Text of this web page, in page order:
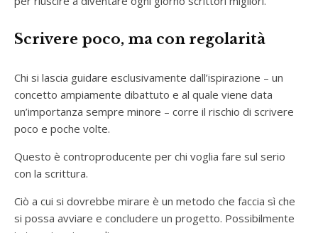
Scrivere poco, ma con regolarità
Chi si lascia guidare esclusivamente dall’ispirazione – un
concetto ampiamente dibattuto e al quale viene data
un’importanza sempre minore – corre il rischio di scrivere
poco e poche volte.
Questo è controproducente per chi voglia fare sul serio
con la scrittura.
Ciò a cui si dovrebbe mirare è un metodo che faccia sì che
si possa avviare e concludere un progetto. Possibilmente